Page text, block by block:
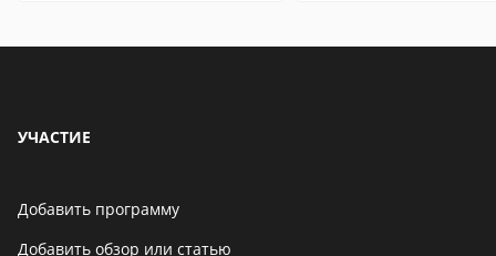
УЧАСТИЕ
Добавить программу
Добавить обзор или статью